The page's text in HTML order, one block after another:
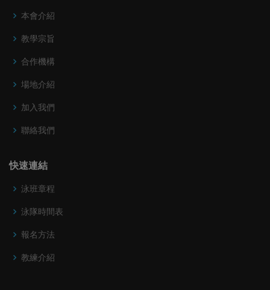
本會介紹
教學宗旨
合作機構
場地介紹
加入我們
聯絡我們
快速連結
泳班章程
泳隊時間表
報名方法
教練介紹